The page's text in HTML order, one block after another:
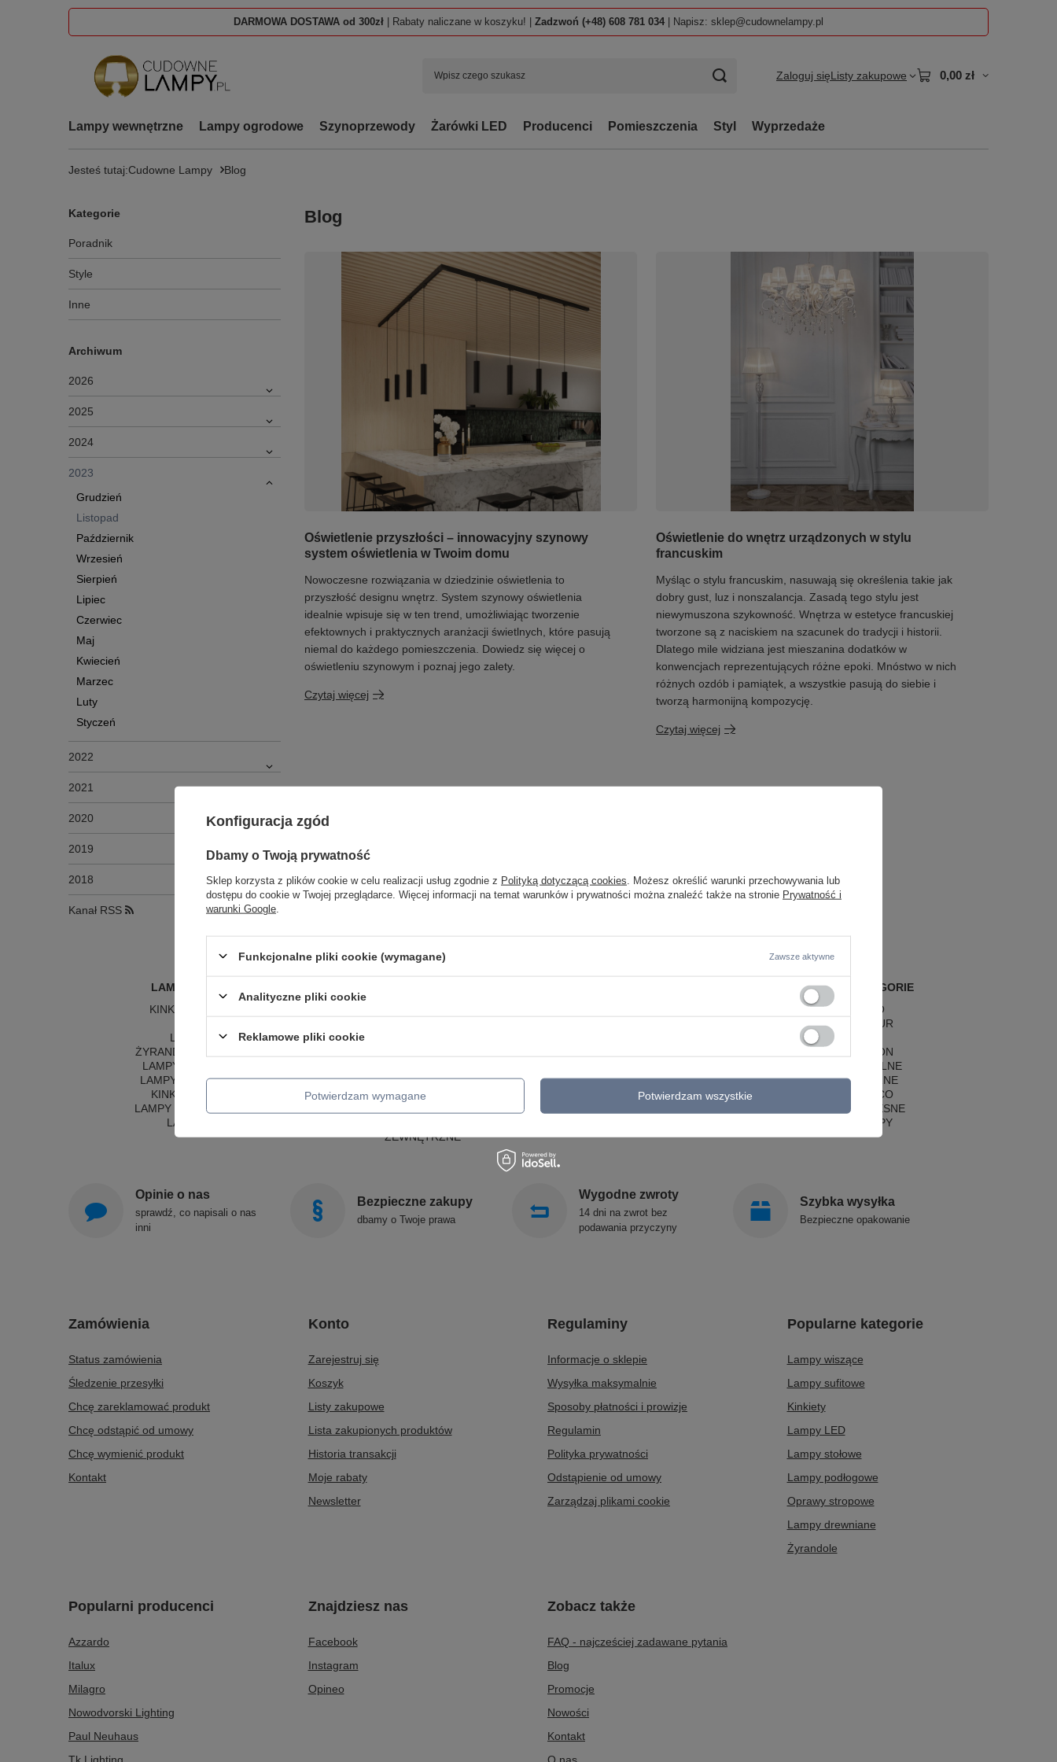
DARMOWA DOSTAWA od 300zł | Rabaty naliczane w koszyku! | Zadzwoń (+48) 608 781 034 | Napisz: sklep@cudownelampy.pl
Zaloguj sięListy zakupowe 0,00 zł
Lampy wewnętrzne Lampy ogrodowe Szynoprzewody Żarówki LED Producenci Pomieszczenia Styl Wyprzedaże
Jesteś tutaj:Cudowne Lampy Blog
Kategorie
Poradnik
Style
Inne
Archiwum
2026
2025
2024
2023
Grudzień
Listopad
Październik
Wrzesień
Sierpień
Lipiec
Czerwiec
Maj
Kwiecień
Marzec
Luty
Styczeń
2022
2021
2020
2019
2018
Kanał RSS
Blog
Oświetlenie przyszłości – innowacyjny szynowy
system oświetlenia w Twoim domu
Nowoczesne rozwiązania w dziedzinie oświetlenia to
przyszłość designu wnętrz. System szynowy oświetlenia
idealnie wpisuje się w ten trend, umożliwiając tworzenie
efektownych i praktycznych aranżacji świetlnych, które pasują
niemal do każdego pomieszczenia. Dowiedz się więcej o
oświetleniu szynowym i poznaj jego zalety.
Czytaj więcej
Oświetlenie do wnętrz urządzonych w stylu
francuskim
Myśląc o stylu francuskim, nasuwają się określenia takie jak
dobry gust, luz i nonszalancja. Zasadą tego stylu jest
niewymuszona szykowność. Wnętrza w estetyce francuskiej
tworzone są z naciskiem na szacunek do tradycji i historii.
Dlatego mile widziana jest mieszanina dodatków w
konwencjach reprezentujących różne epoki. Mnóstwo w nich
różnych ozdób i pamiątek, a wszystkie pasują do siebie i
tworzą harmonijną kompozycję.
Czytaj więcej
LAMPY WEWNĘTRZNE
KINKIETY NAD LUSTRO
LAMPKI NOCNE
ŻYRANDOLE KRYSZTAŁOWE
LAMPY WISZĄCE CZARNE
LAMPY WISZĄCE - OKRĘGI
KINKIETY DO SYPIALNI
LAMPY SUFITOWE OKRĄGŁE
LAMPY WISZĄCE
LAMPY WISZĄCE - ZEWNĘTRZNE
OPRAWY OGRODOWE
GIRLANDY OGRODOWE
ZEWNĘTRZNE
CANDELLUX
SIGMA
POPULARNE KATEGORIE
LAMPY RETRO
LAMPY GLAMOUR
LAMPY BOHO
LAMPY HAMPTON
LAMPY RUSTYKALNE
LAMPY KLASYCZNE
LAMPY ART DECO
LAMPY NOWOCZESNE
STYLOWE LAMPY
Opinie o nas
sprawdź, co napisali o nas
inni
Bezpieczne zakupy
dbamy o Twoje prawa
Wygodne zwroty
14 dni na zwrot bez
podawania przyczyny
Szybka wysyłka
Bezpieczne opakowanie
Zamówienia
Status zamówienia
Śledzenie przesyłki
Chcę zareklamować produkt
Chcę odstąpić od umowy
Chcę wymienić produkt
Kontakt
Konto
Zarejestruj się
Koszyk
Listy zakupowe
Lista zakupionych produktów
Historia transakcji
Moje rabaty
Newsletter
Regulaminy
Informacje o sklepie
Wysyłka maksymalnie
Sposoby płatności i prowizje
Regulamin
Polityka prywatności
Odstąpienie od umowy
Zarządzaj plikami cookie
Popularne kategorie
Lampy wiszące
Lampy sufitowe
Kinkiety
Lampy LED
Lampy stołowe
Lampy podłogowe
Oprawy stropowe
Lampy drewniane
Żyrandole
Popularni producenci
Azzardo
Italux
Milagro
Nowodvorski Lighting
Paul Neuhaus
Znajdziesz nas
Facebook
Instagram
Opineo
Zobacz także
FAQ - najcześciej zadawane pytania
Blog
Promocje
Nowości
Kontakt
Konfiguracja zgód
Dbamy o Twoją prywatność
Sklep korzysta z plików cookie w celu realizacji usług zgodnie z Polityką dotyczącą cookies . Możesz określić warunki przechowywania lub
dostępu do cookie w Twojej przeglądarce. Więcej informacji na temat warunków i prywatności można znaleźć także na stronie Prywatność i
warunki Google
Funkcjonalne pliki cookie (wymagane) Zawsze aktywne
Analityczne pliki cookie
Reklamowe pliki cookie
Potwierdzam wymagane Potwierdzam wszystkie